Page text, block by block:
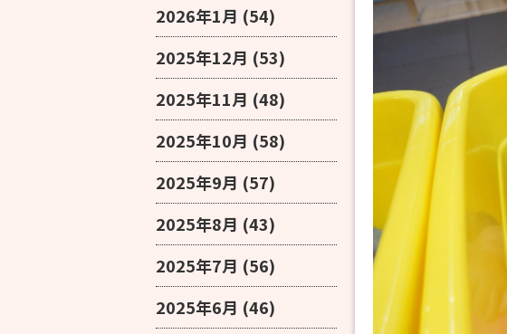
2026年1月 (54)
2025年12月 (53)
2025年11月 (48)
2025年10月 (58)
2025年9月 (57)
2025年8月 (43)
2025年7月 (56)
2025年6月 (46)